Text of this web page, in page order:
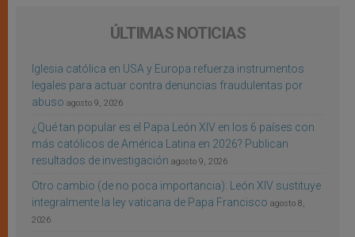
ÚLTIMAS NOTICIAS
Iglesia católica en USA y Europa refuerza instrumentos
legales para actuar contra denuncias fraudulentas por
abuso agosto 9, 2026
¿Qué tan popular es el Papa León XIV en los 6 países con
más católicos de América Latina en 2026? Publican
resultados de investigación agosto 9, 2026
Otro cambio (de no poca importancia): León XIV sustituye
integralmente la ley vaticana de Papa Francisco agosto 8,
2026